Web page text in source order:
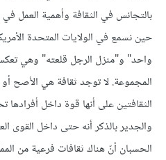
بالتجانس في الثقافة وأهمية العمل
حين نسمع في الولايات المتحدة
واحد" و"منزل الرجل قلعته" وهي
المجموعة. لا توجد ثقافة هي الأصح
الثقافتين على أنها قوة داخل
والجدير بالذكر أنه حتى داخل القوى
الحسبان أنّ هناك ثقافات فرعية من